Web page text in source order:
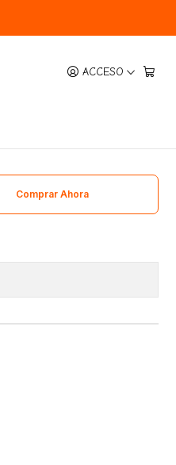
ACCESO
Comprar Ahora